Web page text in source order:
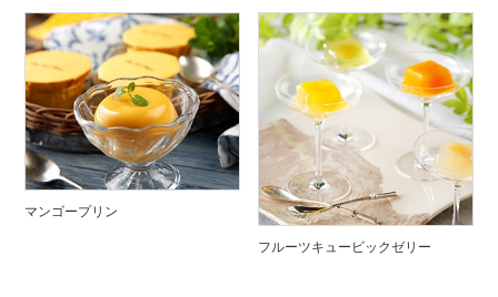
マンゴープリン
フルーツキュービックゼリー